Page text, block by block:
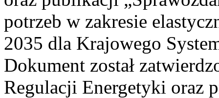
potrzeb w zakresie
2035 dla Krajowego
Dokument został
Regulacji Energetyki oraz